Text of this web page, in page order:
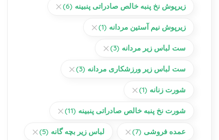
زیرپوش نخ پنبه خالص صادراتی پنبینه (6)
زیرپوش نیم آستین مردانه (1)
ست لباس زیر مردانه (3)
ست لباس زیر ورزشکاری مردانه (3)
شورت زنانه (1)
شورت نخ پنبه خالص صادراتی پنبینه (11)
عمده فروشی (7) لباس زیر بچه گانه (5)